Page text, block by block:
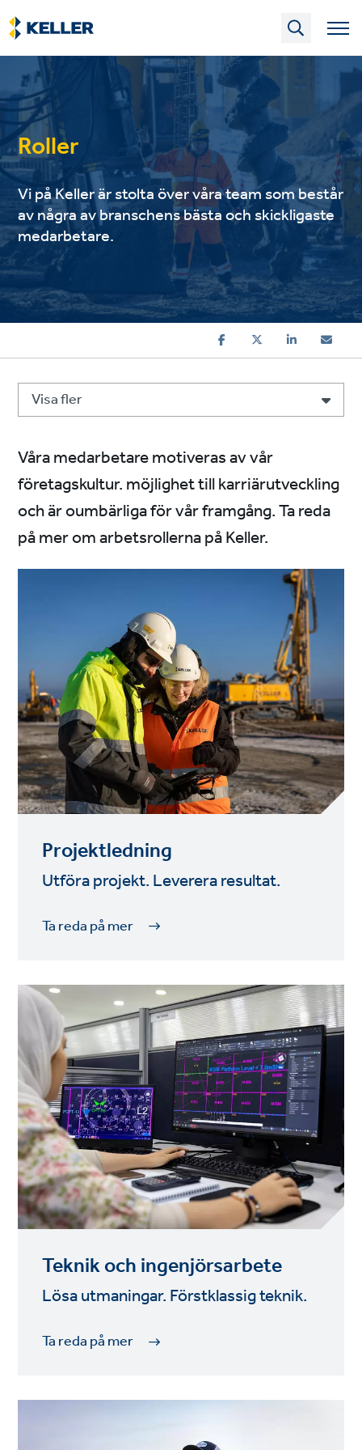
Skip
to
main
content
Roller
Vi på Keller är stolta över våra team som består
av några av branschens bästa och skickligaste
medarbetare.
Visa fler
Våra medarbetare motiveras av vår
företagskultur. möjlighet till karriärutveckling
och är oumbärliga för vår framgång. Ta reda
på mer om arbetsrollerna på Keller.
Projektledning
Utföra projekt. Leverera resultat.
Ta reda på mer
Teknik och ingenjörsarbete
Lösa utmaningar. Förstklassig teknik.
Ta reda på mer